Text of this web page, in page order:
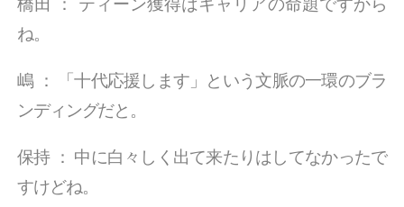
ね。
嶋 ：
「十代応援します」という文脈の一環のブラ
ンディングだと。
保持： 中に白々しく出て来たりはしてなかったで
すけどね。